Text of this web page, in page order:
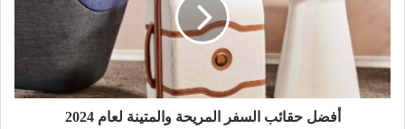
أفضل حقائب السفر المريحة والمتينة لعام 2024